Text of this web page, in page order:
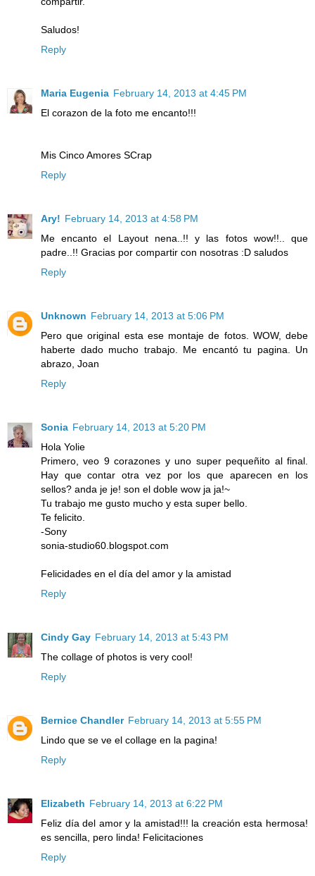
Saludos!
Reply
Maria Eugenia February 14, 2013 at 4:45 PM
El corazon de la foto me encanto!!!
Mis Cinco Amores SCrap
Reply
Ary! February 14, 2013 at 4:58 PM
Me encanto el Layout nena..!! y las fotos wow!!.. que
padre..!! Gracias por compartir con nosotras :D saludos
Reply
Unknown February 14, 2013 at 5:06 PM
Pero que original esta ese montaje de fotos. WOW, debe
haberte dado mucho trabajo. Me encantó tu pagina. Un
abrazo, Joan
Reply
Sonia February 14, 2013 at 5:20 PM
Hola Yolie
Primero, veo 9 corazones y uno super pequeñito al final.
Hay que contar otra vez por los que aparecen en los
sellos? anda je je! son el doble wow ja ja!~
Tu trabajo me gusto mucho y esta super bello.
Te felicito.
-Sony
sonia-studio60.blogspot.com
Felicidades en el día del amor y la amistad
Reply
Cindy Gay February 14, 2013 at 5:43 PM
The collage of photos is very cool!
Reply
Bernice Chandler February 14, 2013 at 5:55 PM
Lindo que se ve el collage en la pagina!
Reply
Elizabeth February 14, 2013 at 6:22 PM
Feliz día del amor y la amistad!!! la creación esta hermosa!
es sencilla, pero linda! Felicitaciones
Reply